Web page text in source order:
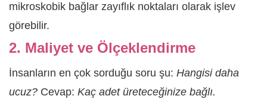
mikroskobik bağlar zayıflık noktaları olarak işlev
görebilir.
2. Maliyet ve Ölçeklendirme
İnsanların en çok sorduğu soru şu: Hangisi daha
ucuz? Cevap: Kaç adet üreteceğinize bağlı.